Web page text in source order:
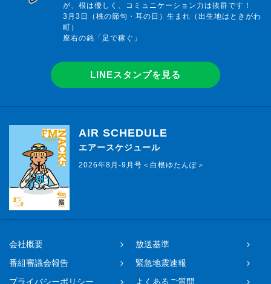
が、根は優しく、コミュニケーション力は抜群です！
3月3日（桃の節句・耳の日）生まれ（出生地はときがわ
町）
座右の銘「足で稼ぐ」
LINEスタンプを見る
AIR SCHEDULE
エアースケジュール
2026年8月-9月号＜白根ゆたんぽ＞
会社概要
放送基準
番組審議会報告
緊急地震速報
プライバシーポリシー
よくあるご質問